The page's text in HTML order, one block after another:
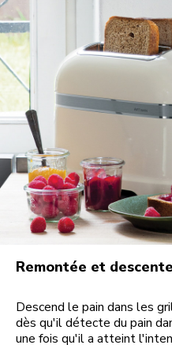
Remontée et
Descend le pain dans les
dès qu'il détecte du pain
une fois qu'il a atteint